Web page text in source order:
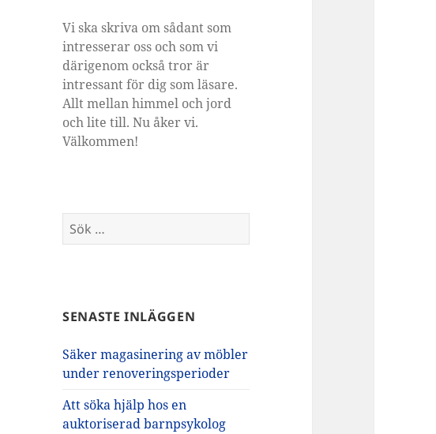
Vi ska skriva om sådant som
intresserar oss och som vi
därigenom också tror är
intressant för dig som läsare.
Allt mellan himmel och jord
och lite till. Nu åker vi.
Välkommen!
Sök
efter:
SENASTE INLÄGGEN
Säker magasinering av möbler
under renoveringsperioder
Att söka hjälp hos en
auktoriserad barnpsykolog